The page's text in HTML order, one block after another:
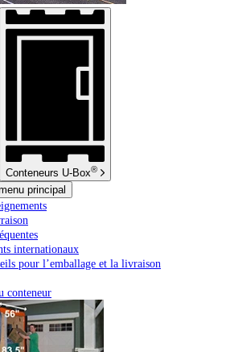
Conteneurs U-Box®
principal
internationaux
pour l’emballage et la livraison
conteneur